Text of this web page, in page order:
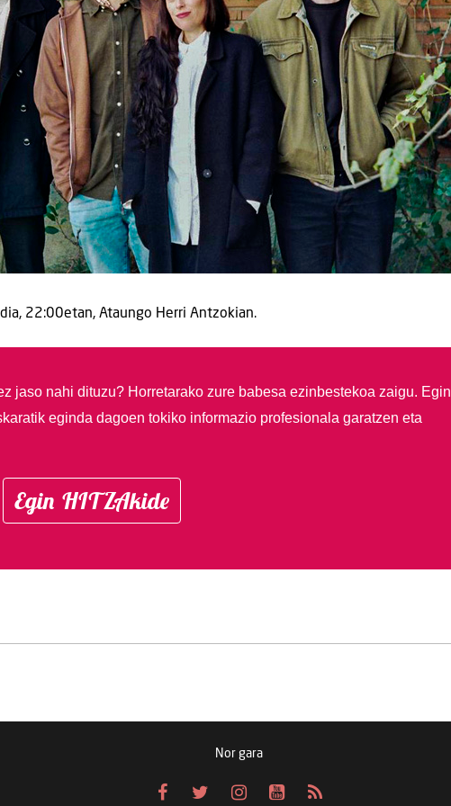
22:00etan, Ataungo Herri Antzokian.
jaso nahi dituzu? Horretarako zure babesa ezinbestekoa zaigu. Egin
eginda dagoen tokiko informazio profesionala garatzen eta
Egin HITZAkide
Nor gara